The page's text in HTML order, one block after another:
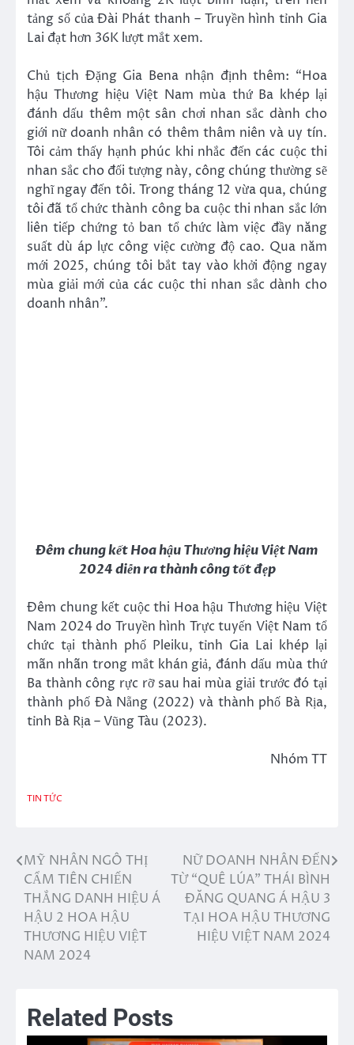
tảng số của Đài Phát thanh – Truyền hình tỉnh Gia
Lai đạt hơn 36K lượt mắt xem.
Chủ tịch Đặng Gia Bena nhận định thêm: “Hoa
hậu Thương hiệu Việt Nam mùa thứ Ba khép lại
đánh dấu thêm một sân chơi nhan sắc dành cho
giới nữ doanh nhân có thêm thâm niên và uy tín.
Tôi cảm thấy hạnh phúc khi nhắc đến các cuộc thi
nhan sắc cho đối tượng này, công chúng thường sẽ
nghĩ ngay đến tôi. Trong tháng 12 vừa qua, chúng
tôi đã tổ chức thành công ba cuộc thi nhan sắc lớn
liên tiếp chứng tỏ ban tổ chức làm việc đầy năng
suất dù áp lực công việc cường độ cao. Qua năm
mới 2025, chúng tôi bắt tay vào khởi động ngay
mùa giải mới của các cuộc thi nhan sắc dành cho
doanh nhân”.
Đêm chung kết Hoa hậu Thương hiệu Việt Nam
2024 diễn ra thành công tốt đẹp
Đêm chung kết cuộc thi Hoa hậu Thương hiệu Việt
Nam 2024 do Truyền hình Trực tuyến Việt Nam tổ
chức tại thành phố Pleiku, tỉnh Gia Lai khép lại
mãn nhãn trong mắt khán giả, đánh dấu mùa thứ
Ba thành công rực rỡ sau hai mùa giải trước đó tại
thành phố Đà Nẵng (2022) và thành phố Bà Rịa,
tỉnh Bà Rịa – Vũng Tàu (2023).
Nhóm TT
TIN TỨC
Điều
hướng
bài
viết
MỸ NHÂN NGÔ THỊ
CẨM TIÊN CHIẾN
THẮNG DANH HIỆU Á
HẬU 2 HOA HẬU
THƯƠNG HIỆU VIỆT
NAM 2024
NỮ DOANH NHÂN ĐẾN
TỪ “QUÊ LÚA” THÁI BÌNH
ĐĂNG QUANG Á HẬU 3
TẠI HOA HẬU THƯƠNG
HIỆU VIỆT NAM 2024
Related Posts